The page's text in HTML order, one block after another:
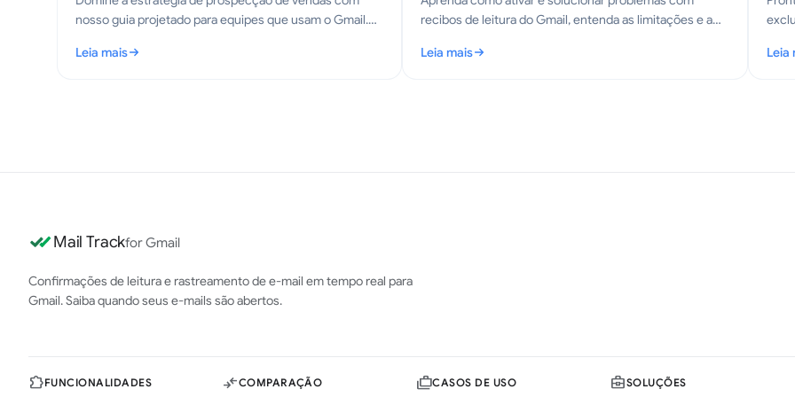
nosso guia projetado para equipes que usam o Gmail.
engajamento e as conversões em 2026.
Leia mais
: Estratégia de Prospecção de Vendas: Um Guia Prático para o Gmail
recibos de leitura do Gmail, entenda as limitações e a
for Gmail.
Leia mais
: Recibos de leitura do Gmail explicados e guia de configuração
Leia
:
Mail Trackfor Gmail
Confirmações de leitura e rastreamento de e-mail em tempo real para
Gmail. Saiba quando seus e-mails são abertos.
FUNCIONALIDADES COMPARAÇÃO CASOS DE USO SOLUÇÕES